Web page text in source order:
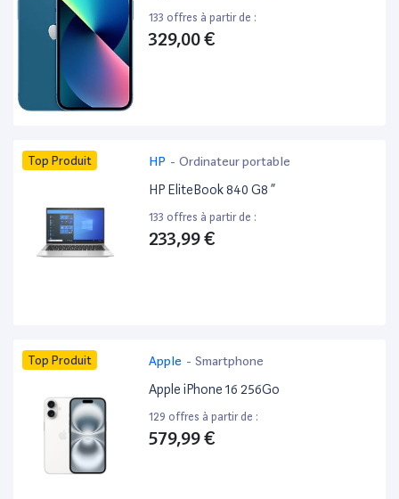
133 offres à partir de :
329,00 €
Top Produit HP - Ordinateur portable
HP EliteBook 840 G8 ”
133 offres à partir de :
233,99 €
Top Produit Apple - Smartphone
Apple iPhone 16 256Go
129 offres à partir de :
579,99 €